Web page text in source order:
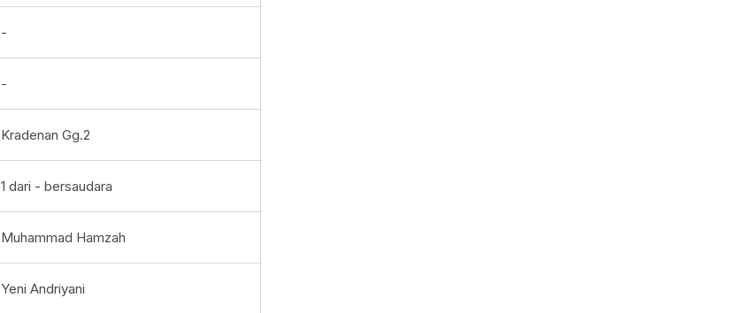
-
-
Kradenan Gg.2
1 dari - bersaudara
Muhammad Hamzah
Yeni Andriyani